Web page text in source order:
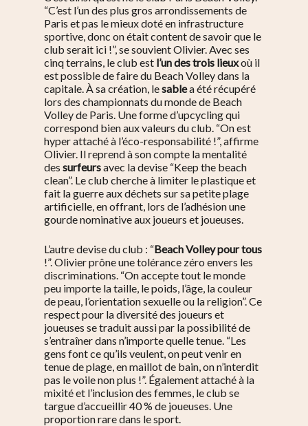
“C’est l’un des plus gros arrondissements de
Paris et pas le mieux doté en infrastructure
sportive, donc on était content de savoir que le
club serait ici !”, se souvient Olivier.Avec ses
cinq terrains, le club est l’un des trois lieuxoù il
est possible de faire du Beach Volley dans la
capitale. À sa création, lesablea été récupéré
lors des championnats du monde de Beach
Volley de Paris. Une forme d’upcycling qui
correspond bien aux valeurs du club. “On est
hyper attaché à l’éco-responsabilité !”, affirme
Olivier. Il reprend à son compte la mentalité
des surfeursavec la devise “Keep the beach
clean”. Le club cherche à limiter le plastique et
fait la guerre aux déchets sur sa petite plage
artificielle, en offrant, lors de l’adhésion une
gourde nominative aux joueurs et joueuses.
L’autre devise du club : “Beach Volley pour tous
!”. Olivier prône une tolérance zéro envers les
discriminations. “On accepte tout le monde
peu importe la taille, le poids, l’âge, la couleur
de peau, l’orientation sexuelle ou la religion”. Ce
respect pour la diversité des joueurs et
joueuses se traduit aussi par la possibilité de
s’entraîner dans n’importe quelle tenue. “Les
gens font ce qu’ils veulent, on peut venir en
tenue de plage, en maillot de bain, on n’interdit
pas le voile non plus !”. Également attaché à la
mixité et l’inclusion des femmes, le club se
targue d’accueillir 40 % de joueuses. Une
proportion rare dans le sport.